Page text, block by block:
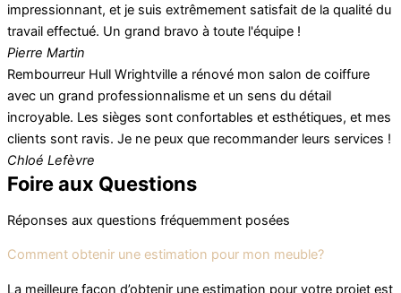
impressionnant, et je suis extrêmement satisfait de la qualité du
travail effectué. Un grand bravo à toute l'équipe !
Pierre Martin
Rembourreur Hull Wrightville a rénové mon salon de coiffure
avec un grand professionnalisme et un sens du détail
incroyable. Les sièges sont confortables et esthétiques, et mes
clients sont ravis. Je ne peux que recommander leurs services !
Chloé Lefèvre
Foire aux Questions
Réponses aux questions fréquemment posées
Comment obtenir une estimation pour mon meuble?
La meilleure façon d’obtenir une estimation pour votre projet est